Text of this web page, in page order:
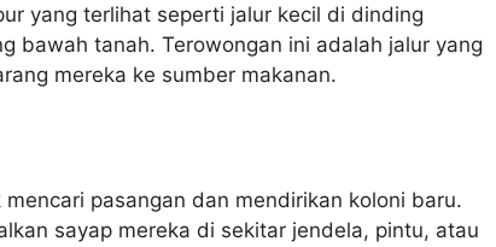
yang terlihat seperti jalur kecil di dinding
bawah tanah. Terowongan ini adalah jalur yang
mereka ke sumber makanan.
pasangan dan mendirikan koloni baru.
sayap mereka di sekitar jendela, pintu, atau